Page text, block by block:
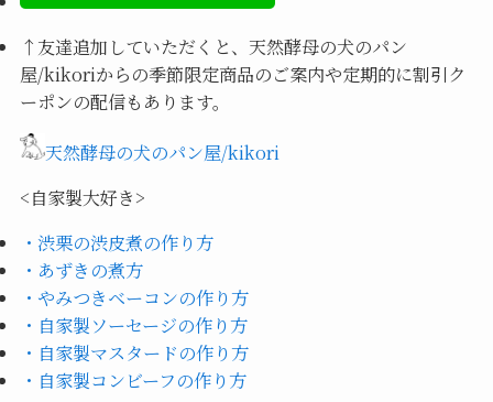
↑ 友達追加していただくと、天然酵母の犬のパン
屋/kikoriからの季節限定商品のご案内や定期的に割引ク
ーポンの配信もあります。
天然酵母の犬のパン屋/kikori
<自家製大好き>
・渋栗の渋皮煮の作り方
・あずきの煮方
・やみつきベーコンの作り方
・自家製ソーセージの作り方
・自家製マスタードの作り方
・自家製コンビーフの作り方